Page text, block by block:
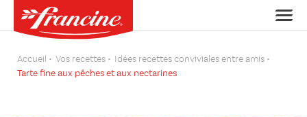
Accueil Vos recettes
Idées recettes conviviales entre amis
Tarte fine aux pêches et aux nectarines